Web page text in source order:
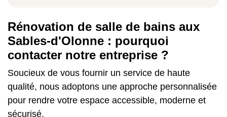
Rénovation de salle de bains aux
Sables-d'Olonne : pourquoi
contacter notre entreprise ?
Soucieux de vous fournir un service de haute
qualité, nous adoptons une approche personnalisée
pour rendre votre espace accessible, moderne et
sécurisé.